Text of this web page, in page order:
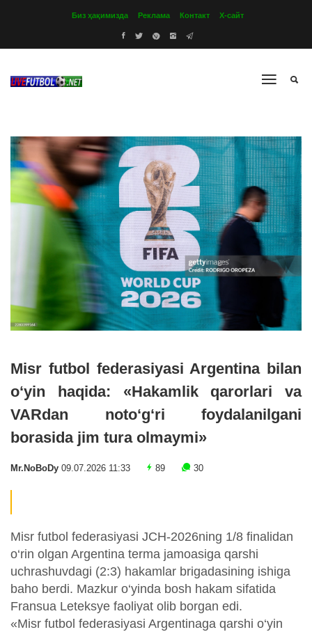
Биз ҳақимизда Реклама Контакт Х-сайт
Misr futbol federasiyasi Argentina bilan
o‘yin haqida: «Hakamlik qarorlari va
VARdan noto‘g‘ri foydalanilgani
borasida jim tura olmaymi»
Mr.NoBoDy 09.07.2026 11:33 89 30
Misr futbol federasiyasi JCH-2026ning 1/8 finalidan
o‘rin olgan Argentina terma jamoasiga qarshi
uchrashuvdagi (2:3) hakamlar brigadasining ishiga
baho berdi. Mazkur o‘yinda bosh hakam sifatida
Fransua Leteksye faoliyat olib borgan edi.
«Misr futbol federasiyasi Argentinaga qarshi o‘yin